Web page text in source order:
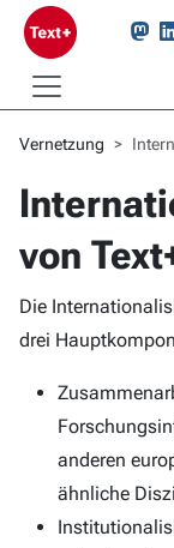
Vernetzung
von
Die
drei
anderen
ähnliche